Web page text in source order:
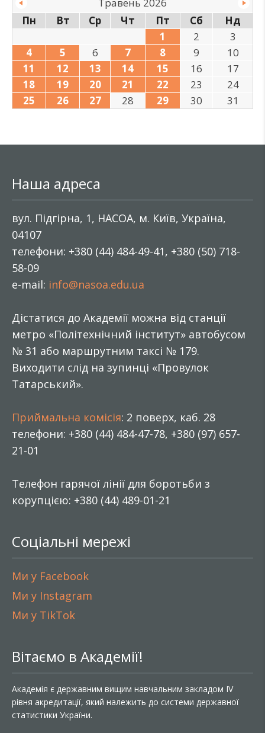
Пн
Вт Ср Чт Пт Сб
Нд
1
2
3
4
5 6 7 8 9
10
11
12 13 14 15 16
17
18
19 20 21 22 23
24
25
26 27 28 29 30 31
Наша адреса
вул. Підгірна, 1, НАСОА, м. Київ, Україна,
04107
телефони: +380 (44) 484-49-41, +380 (50) 718-
58-09
e-mail: info@nasoa.edu.ua
Дістатися до Академії можна від станції
метро «Політехнічний інститут» автобусом
№ 31 або маршрутним таксі № 179.
Виходити слід на зупинці «Провулок
Татарський».
Приймальна комісія: 2 поверх, каб. 28
телефони: +380 (44) 484-47-78, +380 (97) 657-
21-01
Телефон гарячої лінії для боротьби з
корупцією: +380 (44) 489-01-21
Соціальні мережі
Ми у Facebook
Ми у Instagram
Ми у TikTok
Вітаємо в Академії!
Академія є державним вищим навчальним закладом IV
рівня акредитації, який належить до системи державної
статистики України.